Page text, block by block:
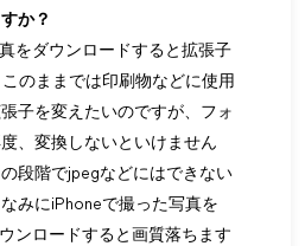
か？
をダウンロードすると拡張子
のままでは印刷物などに使用
子を変えたいのですが、フォ
、変換しないといけません
段階でjpegなどにはできない
みにiPhoneで撮った写真を
ンロードすると画質落ちます